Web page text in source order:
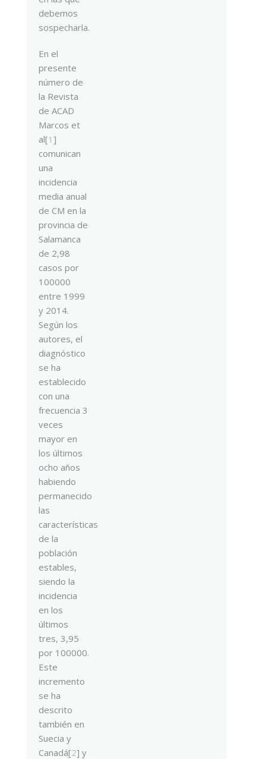
debemos
sospecharla.
En el
presente
número de
la Revista
de ACAD
Marcos et
al[1 ]
comunican
una
incidencia
media anual
de CM en la
provincia de
Salamanca
de 2,98
casos por
100000
entre 1999
y 2014.
Según los
autores, el
diagnóstico
se ha
establecido
con una
frecuencia 3
veces
mayor en
los últimos
ocho años
habiendo
permanecido
las
características
de la
población
estables,
siendo la
incidencia
en los
últimos
tres, 3,95
por 100000.
Este
incremento
se ha
descrito
también en
Suecia y
Canadá[2] y